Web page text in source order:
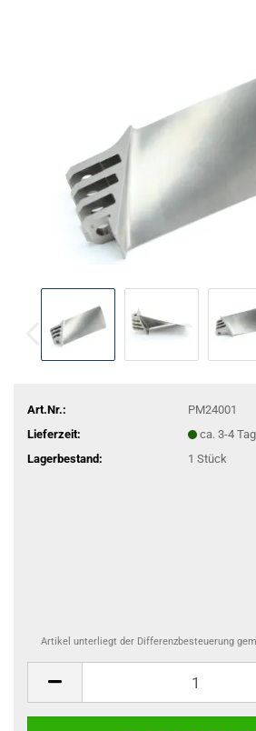
Art.Nr.:
PM24001
Lieferzeit:
ca. 3-4
Lagerbestand: 1 Stück
Artikel unterliegt der Differenzbesteuerung